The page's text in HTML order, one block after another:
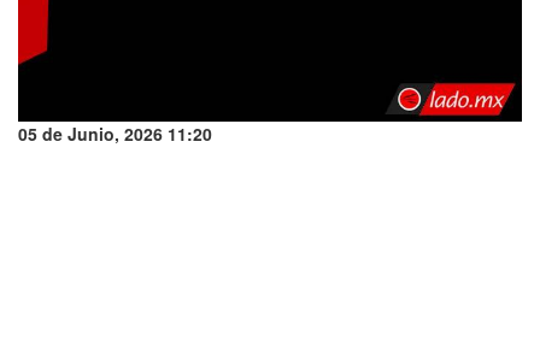
05 de Junio, 2026 11:20